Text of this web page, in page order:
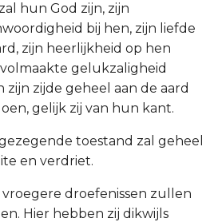
hun God zijn, zijn
bij hen, zijn liefde
zijn heerlijkheid op hen
gelukzaligheid
zijn zijde geheel aan de aard
gelijk zij van hun kant.
toestand zal geheel
en verdriet.
vroegere droefenissen zullen
Hier hebben zij dikwijls